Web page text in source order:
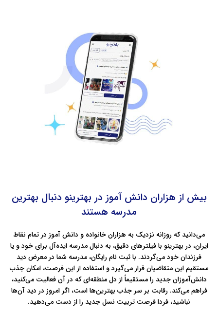
بیش از هزاران دانش آموز در بهترینو دنبال بهترین
مدرسه هستند
می‌دانید که روزانه نزدیک به هزاران خانواده و دانش آموز در تمام نقاط
ایران، در بهترینو با فیلترهای دقیق، به دنبال مدرسه ایده‌آل برای خود و یا
فرزندان خود می‌گردند. با ثبت‌ نام رایگان، مدرسه شما در معرض دید
مستقیم این متقاضیان قرار می‌گیرد و استفاده از این فرصت، امکان جذب
دانش‌آموزان جدید را مستقیماً از دل منطقه‌ای که در آن فعالیت می‌کنید،
فراهم می‌کند. رقابت بر سر جذب بهترین‌ها است، اگر امروز در دید آن‌ها
نباشید، فردا فرصت تربیت نسل جدید را از دست می‌دهید.